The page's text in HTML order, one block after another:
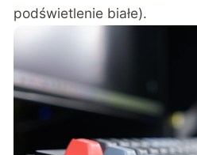
podświetlenie białe).